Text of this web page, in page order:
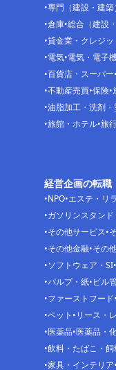
専門（建設・建築
倉庫 総合（建設
貸金業・クレジッ
電気 電気・電子
百貨店・スーパー
不動産売買 保険
油脂加工・洗剤・
旅館・ホテル 旅
経営企画の転職
NPO エステ・リ
ガソリンスタン
その他サービス
その他金融 その
ソフトウェア・SI
パルプ・紙 ビル
ファーストフード
ペット リース・
医薬品 医薬品・
飲料・たばこ・飼
家具・インテリア